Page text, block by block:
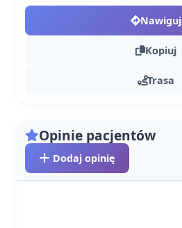
Nawiguj
Kopiuj
Trasa
Opinie pacjentów
Dodaj opinię